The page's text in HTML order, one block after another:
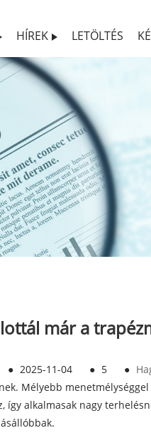
HÍREK LETÖLTÉS
már a
● 2025-11-04 ● 5 ●
Mélyebb
alkalmasak nagy